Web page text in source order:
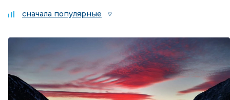
сначала популярные